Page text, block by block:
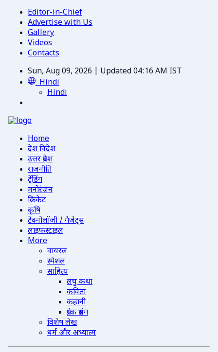
Editor-in-Chief
Advertise with Us
Gallery
Videos
Contacts
Sun, Aug 09, 2026 | Updated 04:16 AM IST
Hindi
Hindi
Home
देश विदेश
उत्तर प्रदेश
राजनीति
ट्रेंडिंग
मनोरंजन
क्रिकेट
कृषि
टेक्नोलॉजी / गैजेट्स
लाइफस्टाइल
More
वायरल
स्पेशल
साहित्य
लघु कथा
कविता
कहानी
प्रेरक प्रसंग
विशेष लेख
धर्म और अध्यात्म